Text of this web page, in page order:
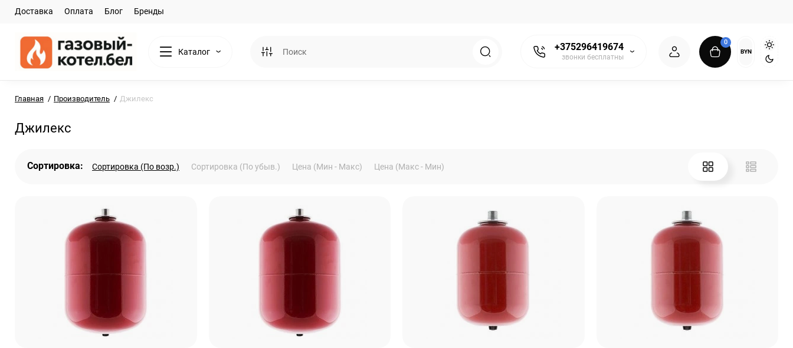
Доставка Оплата Блог Бренды
Каталог +375296419674
звонки бесплатны
0
BYN
Главная Производитель Джилекс
Джилекс
Сортировка: Сортировка (По возр.) Сортировка (По убыв.) Цена (Мин - Макс) Цена (Макс - Мин)